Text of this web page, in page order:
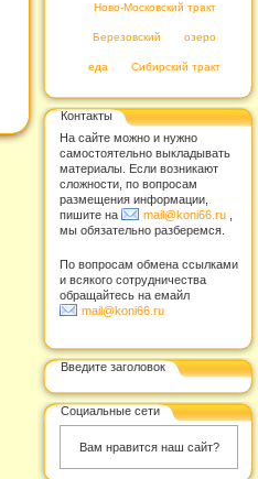
Ново-Московский тракт
Березовский озеро
еда Сибирский тракт
Контакты
На сайте можно и нужно
самостоятельно выкладывать
материалы. Если возникают
сложности, по вопросам
размещения информации,
пишите на
mail@koni66.ru
мы обязательно разберемся.
По вопросам обмена ссылками
и всякого сотрудничества
обращайтесь на емайл
mail@koni66.ru
Введите заголовок
Социальные сети
Вам нравится наш сайт?